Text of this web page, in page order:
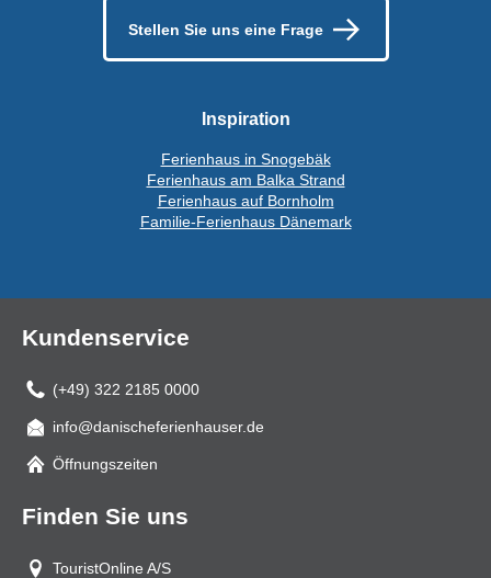
Stellen Sie uns eine Frage
Inspiration
Ferienhaus in Snogebäk
Ferienhaus am Balka Strand
Ferienhaus auf Bornholm
Familie-Ferienhaus Dänemark
Kundenservice
(+49) 322 2185 0000
Mail
info@danischeferienhauser.de
Öffnungszeiten
Finden Sie uns
TouristOnline A/S